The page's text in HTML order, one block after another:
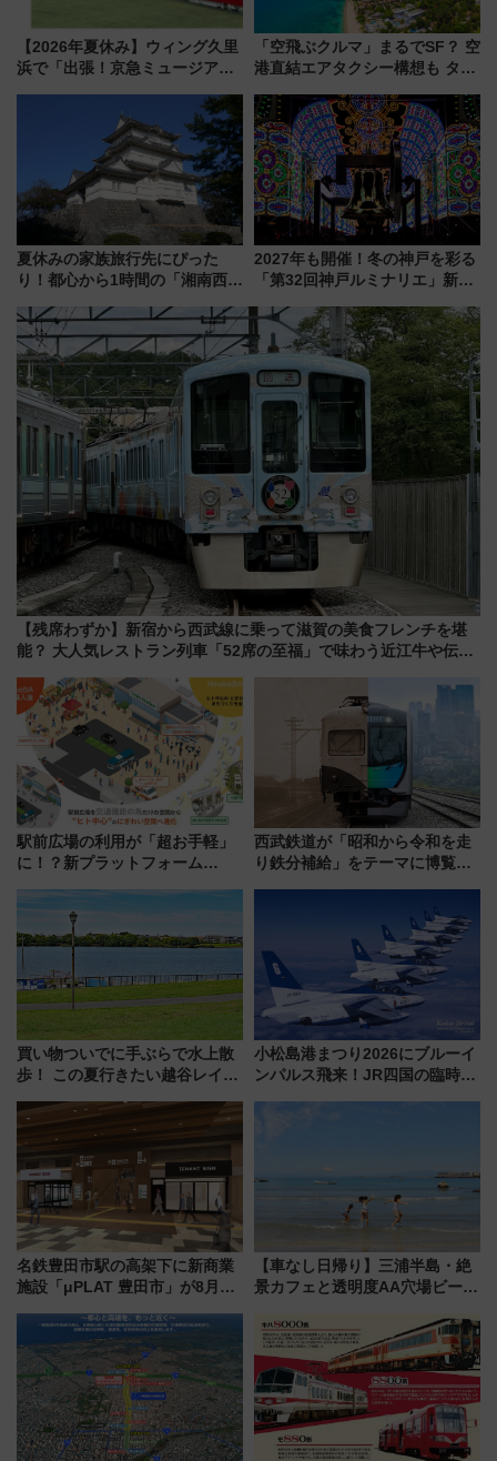
【2026年夏休み】ウィング久里
浜で「出張！京急ミュージア
ラリーや子ども制服撮影も
「空飛ぶクルマ」まるでSF？ 空
港直結エアタクシー構想も タイ
夏休みの家族旅行先にぴった
り！都心から1時間の「湘南西エ
島とは異なる魅力を持つ今夏の
注目スポット
2027年も開催！冬の神戸を彩る
「第32回神戸ルミナリエ」新た
記憶を次世代へ
【残席わずか】新宿から西武線に乗って滋賀の美食フレンチを堪
能？ 大人気レストラン列車「52席の至福」で味わう近江牛や伝統
駅前広場の利用が「超お手軽」
に！？新プラットフォーム
マホで簡単申請 物販や演奏会な
どに【JR東日本】
西武鉄道が「昭和から令和を走
り鉄分補給」をテーマに博覧会
験ブースも アクセスや申込方法
買い物ついでに手ぶらで水上散
歩！ この夏行きたい越谷レイク
ア「LAKESIDE PARK」（埼玉
県越谷市）
小松島港まつり2026にブルーイ
ンパルス飛来！JR四国の臨時ダ
名鉄豊田市駅の高架下に新商業
施設「μPLAT 豊田市」が8月26
たな玄関口へ
【車なし日帰り】三浦半島・絶
景カフェと透明度AA穴場ビーチ
用してストレスフリー旅へ行こ
う！